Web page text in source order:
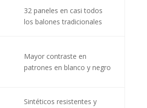
32 paneles en casi todos
los balones tradicionales
Mayor contraste en
patrones en blanco y negro
Sintéticos resistentes y